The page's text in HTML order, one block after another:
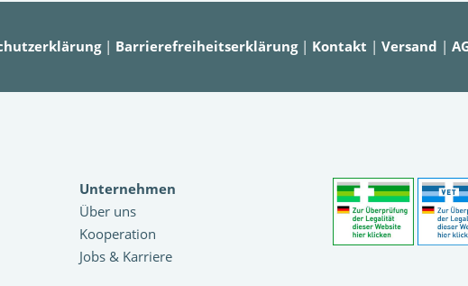
| Barrierefreiheitserklärung| Kontakt | Versand |
Unternehmen
Über uns
Kooperation
Jobs & Karriere